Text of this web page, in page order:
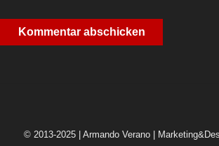
© 2013-2025 | Armando Verano |